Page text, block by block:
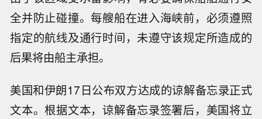
全并防止碰撞。每艘船在进入海峡前，必须遵照
指定的航线及通行时间，未遵守该规定所造成的
后果将由船主承担。
美国和伊朗17日公布双方达成的谅解备忘录正式
文本。根据文本，谅解备忘录签署后，美国将立